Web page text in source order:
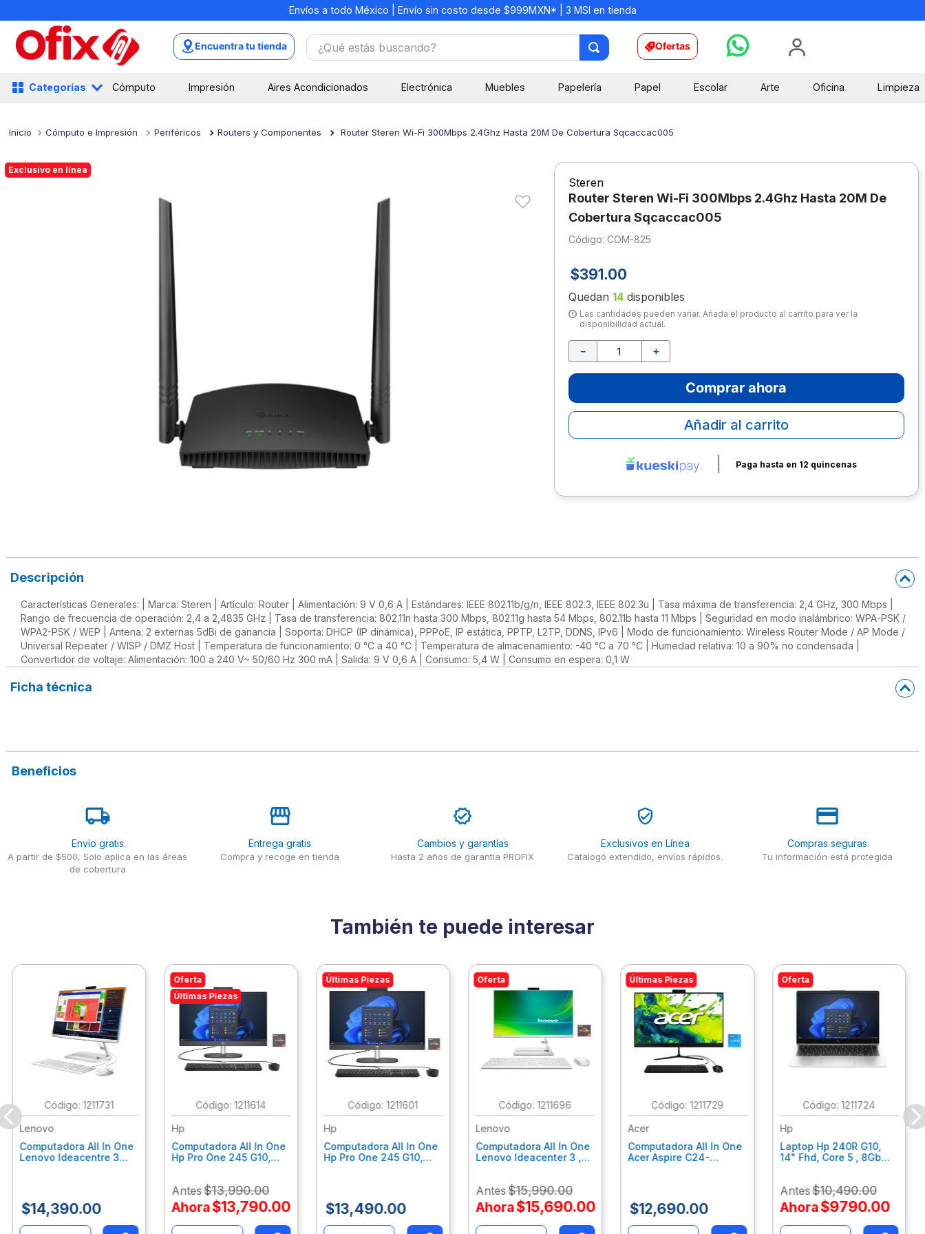
Envíos a todo México | Envío sin costo desde $999MXN* | 3 MSI en tienda
Encuentra tu tienda ¿Qué estás buscando? Ofertas
Categorías Cómputo Impresión Aires Acondicionados Electrónica Muebles Papelería Papel Escolar Arte Oficina Limpieza
Cómputo e Impresión Periféricos Routers y Componentes Router Steren Wi-Fi 300Mbps 2.4Ghz Hasta 20M De Cobertura Sqcaccac005
Exclusivo en línea
Steren
Router Steren Wi-Fi 300Mbps 2.4Ghz Hasta 20M De
Cobertura Sqcaccac005
: COM-825
$391.00
Quedan 14disponibles
Las cantidades pueden variar. Añada el producto al carrito para ver la
disponibilidad actual.
＋
－
Comprar ahora
Añadir al carrito
Paga hasta en 12 quincenas
Descripción
Características Generales: | Marca: Steren | Artículo: Router | Alimentación: 9 V 0,6 A | Estándares: IEEE 802.11b/g/n, IEEE 802.3, IEEE 802.3u | Tasa máxima de transferencia: 2,4 GHz, 300 Mbps |
Rango de frecuencia de operación: 2,4 a 2,4835 GHz | Tasa de transferencia: 802.11n hasta 300 Mbps, 802.11g hasta 54 Mbps, 802.11b hasta 11 Mbps | Seguridad en modo inalámbrico: WPA-PSK /
WPA2-PSK / WEP | Antena: 2 externas 5dBi de ganancia | Soporta: DHCP (IP dinámica), PPPoE, IP estática, PPTP, L2TP, DDNS, IPv6 | Modo de funcionamiento: Wireless Router Mode / AP Mode /
Universal Repeater / WISP / DMZ Host | Temperatura de funcionamiento: 0 °C a 40 °C | Temperatura de almacenamiento: -40 °C a 70 °C | Humedad relativa: 10 a 90% no condensada |
Convertidor de voltaje: Alimentación: 100 a 240 V~ 50/60 Hz 300 mA | Salida: 9 V 0,6 A | Consumo: 5,4 W | Consumo en espera: 0,1 W
Ficha técnica
Beneficios
Envío gratis
A partir de $500, Solo aplica en las áreas
de cobertura
Entrega gratis
Compra y recoge en tienda
Cambios y garantías
Hasta 2 años de garantía PROFIX
Exclusivos en Línea
Catalogó extendido, envíos rápidos.
Compras seguras
Tu información está protegida
También te puede interesar
:1211731
Lenovo
Computadora All In One
Lenovo Ideacentre 3
F0G1014Ald
$14,390.00
Oferta
Últimas Piezas
:1211614
Hp
Computadora All In One
Hp Pro One 245 G10,
Fhd, Win11Home
9P7K6La
Antes$13,990.00
Ahora$13,790.00
Últimas Piezas
:1211601
Hp
Computadora All In One
Hp Pro One 245 G10,
9P7K5La
$13,490.00
Oferta
:1211696
Lenovo
Computadora All In One
Lenovo Ideacenter 3 ,
Fhd, Win11 Home
F0G1014Nld
Antes$15,990.00
Ahora$15,690.00
Últimas Piezas
: 1211729
Acer
Computadora All In One
Acer Aspire C24-
Dq.Bmjal.002
$12,690.00
Oferta
:1211724
Hp
Laptop Hp 240R G10,
14" Fhd, Core 5 , 8Gb
Antes$10,490.00
Ahora$9790.00
boligrafo
sacapuntas
escritorio
1.
mochilas
.
libretas
3.
cuaderno
5.
colores
7.
escolar